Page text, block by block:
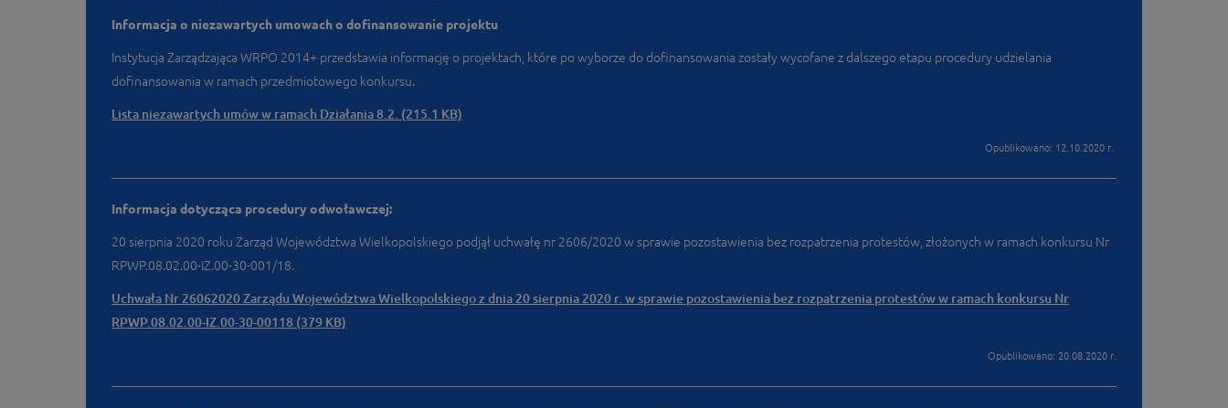
Informacja o niezawartych umowach o dofinansowanie projektu
Instytucja Zarządzająca WRPO 2014+ przedstawia informację o projektach, które po wyborze do dofinansowania zostały wycofane z dalszego etapu procedury udzielania
dofinansowania w ramach przedmiotowego konkursu.
Lista niezawartych umów w ramach Działania 8.2. (215.1 KB)
Opublikowano: 12.10.2020 r.
Informacja dotycząca procedury odwoławczej:
20 sierpnia 2020 roku Zarząd Województwa Wielkopolskiego podjął uchwałę nr 2606/2020 w sprawie pozostawienia bez rozpatrzenia protestów, złożonych w ramach konkursu Nr
RPWP.08.02.00-IZ.00-30-001/18.
Uchwała Nr 26062020 Zarządu Województwa Wielkopolskiego z dnia 20 sierpnia 2020 r. w sprawie pozostawienia bez rozpatrzenia protestów w ramach konkursu Nr
RPWP.08.02.00-IZ.00-30-00118 (379 KB)
Opublikowano: 20.08.2020 r.